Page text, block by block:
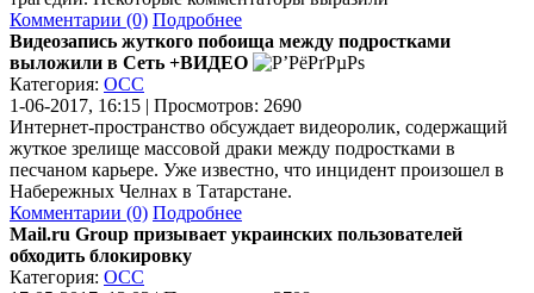
Комментарии (0) Подробнее
Видеозапись жуткого побоища между подростками
выложили в Сеть +ВИДЕО
Категория: ОСС
1-06-2017, 16:15 | Просмотров: 2690
Интернет-пространство обсуждает видеоролик, содержащий
жуткое зрелище массовой драки между подростками в
песчаном карьере. Уже известно, что инцидент произошел в
Набережных Челнах в Татарстане.
Комментарии (0) Подробнее
Mail.ru Group призывает украинских пользователей
обходить блокировку
Категория: ОСС